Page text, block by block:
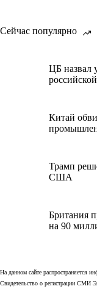
Сейчас популярно
ЦБ назвал
Китай
Трамп
США
Британия
на 90
На данном сайте распространяется
Свидетельство о регистрации